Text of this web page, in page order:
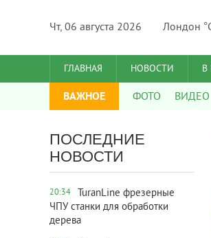
Чт, 06 августа 2026 Лондон
ГЛАВНАЯ НОВОСТИ В
ВАЖНОЕ ФОТО ВИДЕО
ПОСЛЕДНИЕ
НОВОСТИ
20:34
TuranLine фрезерные
ЧПУ станки для обработки
дерева